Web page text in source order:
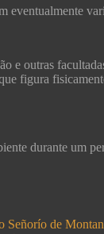
eventualmente
e outras
figura
durante um